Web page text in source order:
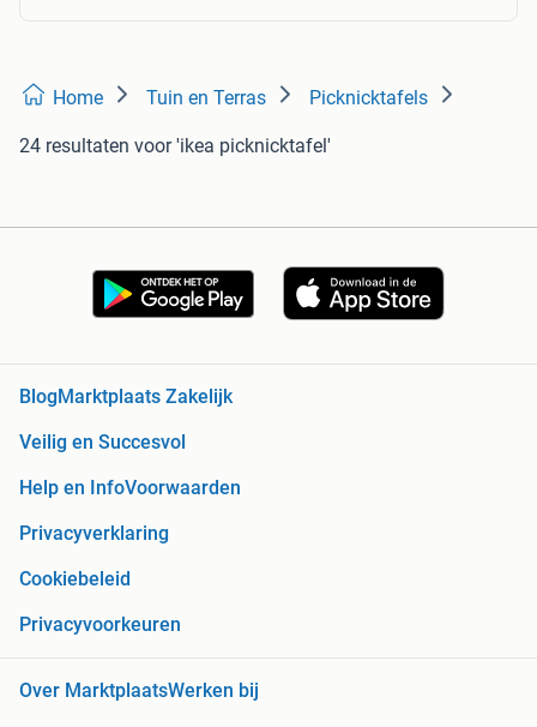
Home Tuin en Terras Picknicktafels
24 resultaten voor 'ikea picknicktafel'
BlogMarktplaats Zakelijk
Veilig en Succesvol
Help en InfoVoorwaarden
Privacyverklaring
Cookiebeleid
Privacyvoorkeuren
Over MarktplaatsWerken bij